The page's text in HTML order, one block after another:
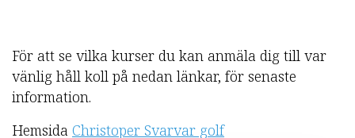
För att se vilka kurser du kan anmäla dig till var
vänlig håll koll på nedan länkar, för senaste
information.
Hemsida Christoper Svarvar golf